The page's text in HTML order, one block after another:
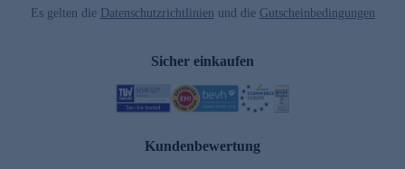
Es gelten die Datenschutzrichtlinien und die Gutscheinbedingungen
Sicher einkaufen
Kundenbewertung